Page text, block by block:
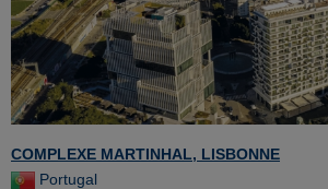
COMPLEXE MARTINHAL, LISBONNE
Portugal